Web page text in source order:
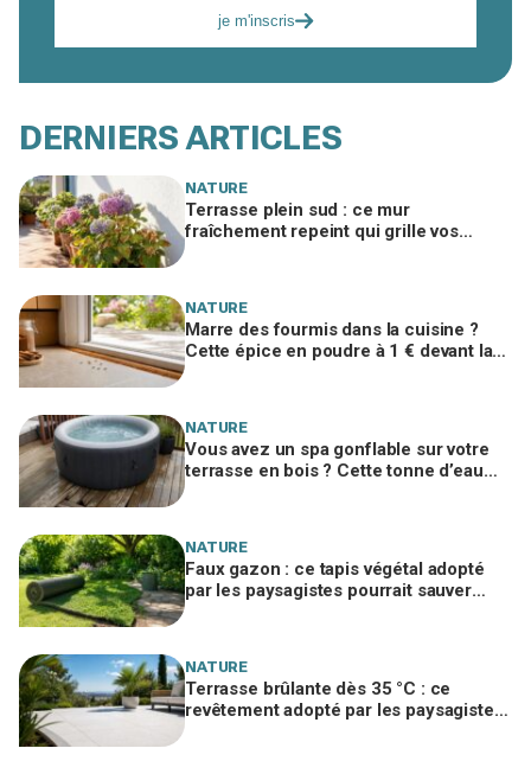
je m'inscris
DERNIERS ARTICLES
NATURE
Terrasse plein sud : ce mur
fraîchement repeint qui grille vos
NATURE
Marre des fourmis dans la cuisine ?
Cette épice en poudre à 1 € devant la
NATURE
Vous avez un spa gonflable sur votre
terrasse en bois ? Cette tonne d’eau
NATURE
Faux gazon : ce tapis végétal adopté
par les paysagistes pourrait sauver
NATURE
Terrasse brûlante dès 35 °C : ce
revêtement adopté par les paysagistes